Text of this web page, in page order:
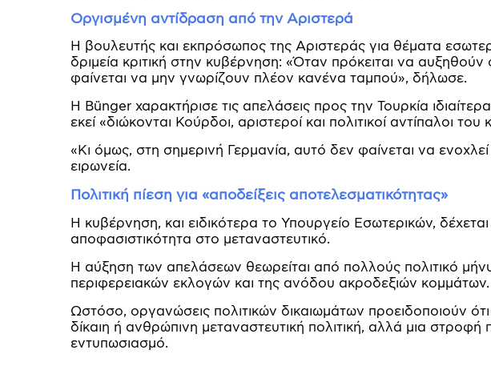
Οργισμένη αντίδραση από την Αριστερά
Η βουλευτής και εκπρόσωπος της Αριστεράς για θέματα
δριμεία κριτική στην κυβέρνηση: «Όταν πρόκειται να
φαίνεται να μην γνωρίζουν πλέον κανένα ταμπού», δήλωσε.
Η Bünger χαρακτήρισε τις απελάσεις προς την Τουρκία
εκεί «διώκονται Κούρδοι, αριστεροί και πολιτικοί αντίπαλοι
«Κι όμως, στη σημερινή Γερμανία, αυτό δεν φαίνεται να
ειρωνεία.
Πολιτική πίεση για «αποδείξεις αποτελεσματικότητας»
Η κυβέρνηση, και ειδικότερα το Υπουργείο Εσωτερικών, δέχεται
αποφασιστικότητα στο μεταναστευτικό.
Η αύξηση των απελάσεων θεωρείται από πολλούς πολιτικό
περιφερειακών εκλογών και της ανόδου ακροδεξιών κομμάτων.
Ωστόσο, οργανώσεις πολιτικών δικαιωμάτων προειδοποιούν ότι
δίκαιη ή ανθρώπινη μεταναστευτική πολιτική, αλλά μια
εντυπωσιασμό.